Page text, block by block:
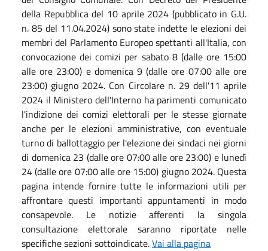
della Repubblica del 10 aprile 2024 (pubblicato in G.U.
n. 85 del 11.04.2024) sono state indette le elezioni dei
membri del Parlamento Europeo spettanti all'Italia, con
convocazione dei comizi per sabato 8 (dalle ore 15:00
alle ore 23:00) e domenica 9 (dalle ore 07:00 alle ore
23:00) giugno 2024. Con Circolare n. 29 dell'11 aprile
2024 il Ministero dell'Interno ha parimenti comunicato
l'indizione dei comizi elettorali per le stesse giornate
anche per le elezioni amministrative, con eventuale
turno di ballottaggio per l'elezione dei sindaci nei giorni
di domenica 23 (dalle ore 07:00 alle ore 23:00) e lunedì
24 (dalle ore 07:00 alle ore 15:00) giugno 2024. Questa
pagina intende fornire tutte le informazioni utili per
affrontare questi importanti appuntamenti in modo
consapevole. Le notizie afferenti la singola
consultazione elettorale saranno riportate nelle
specifiche sezioni sottoindicate.Vai alla pagina